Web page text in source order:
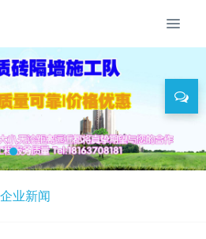
企业新闻